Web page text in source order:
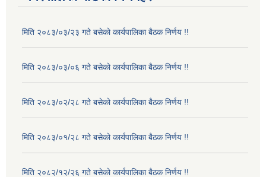
मिति २०८३/०३/२३ गते बसेको कार्यपालिका बैठक निर्णय !!
मिति २०८३/०३/०६ गते बसेको कार्यपालिका बैठक निर्णय !!
मिति २०८३/०२/२८ गते बसेको कार्यपालिका बैठक निर्णय !!
मिति २०८३/०१/२८ गते बसेको कार्यपालिका बैठक निर्णय !!
मिति २०८२/१२/२६ गते बसेको कार्यपालिका बैठक निर्णय !!